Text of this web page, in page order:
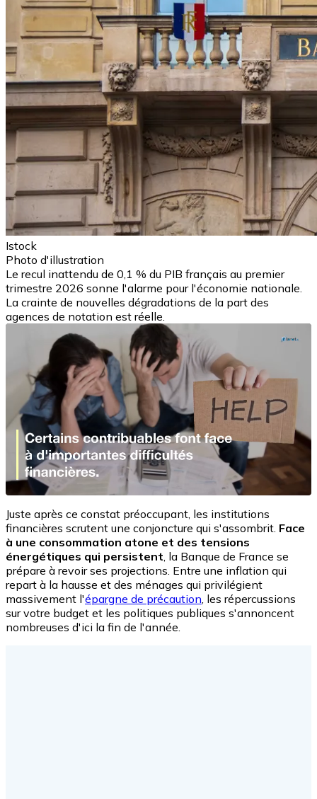
Istock
Photo d'illustration
Le recul inattendu de 0,1 % du PIB français au premier
trimestre 2026 sonne l'alarme pour l'économie nationale.
La crainte de nouvelles dégradations de la part des
agences de notation est réelle.
Juste après ce constat préoccupant, les institutions
financières scrutent une conjoncture qui s'assombrit. Face
à une consommation atone et des tensions
énergétiques qui persistent , la Banque de France se
prépare à revoir ses projections. Entre une inflation qui
repart à la hausse et des ménages qui privilégient
massivement l'épargne de précaution , les répercussions
sur votre budget et les politiques publiques s'annoncent
nombreuses d'ici la fin de l'année.